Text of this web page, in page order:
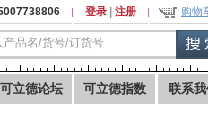
登录 注册 购物
可立德论坛 可立德指数 联系我